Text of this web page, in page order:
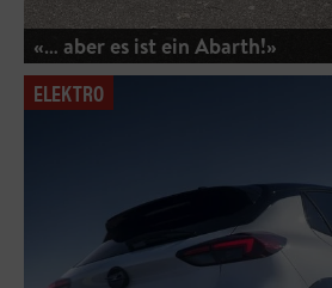
«… aber es ist ein Abarth!»
ELEKTRO